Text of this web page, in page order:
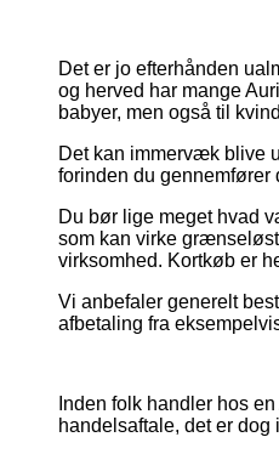
Det er jo efterhånden
og herved har mange
babyer, men også til
Det kan immervæk blive
forinden du gennemfører
Du bør lige meget hvad
som kan virke
virksomhed. Kortkøb er
Vi anbefaler generelt
afbetaling fra
Inden folk handler hos
handelsaftale, det er